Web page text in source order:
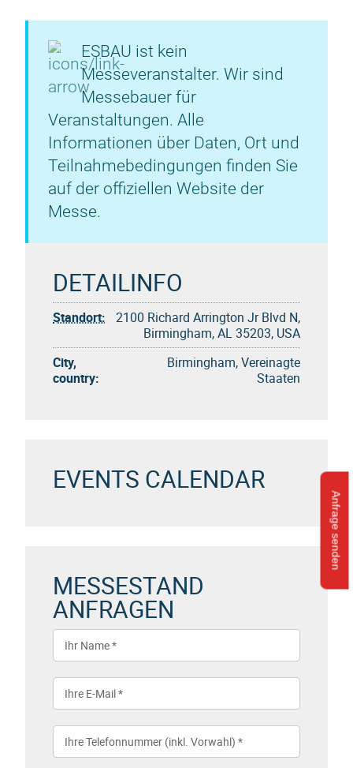
Anfrage senden
ESBAU ist kein
Messeveranstalter. Wir sind
Messebauer für
Veranstaltungen. Alle
Informationen über Daten, Ort und
Teilnahmebedingungen finden Sie
auf der offiziellen Website der
Messe.
DETAILINFO
Standort:
2100 Richard Arrington Jr Blvd N,
Birmingham, AL 35203, USA
City,
country:
Birmingham, Vereinagte
Staaten
EVENTS CALENDAR
MESSESTAND
ANFRAGEN